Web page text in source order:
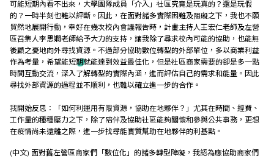
可能短期內看不出來，大學團隊成員「介入」社區究竟是玩真的？還是玩假
的？一時半刻也難以評斷。因此，在面對諸多實際困難及阻礙之下，我也不願
貿然地展開行動，幸好在幾次校內會議報告時，計畫主持人王宏仁老師及左營
區召集人李思嫺老師給予大力的支持，讓我除了尋求校內可能的協助，也能無
後顧之憂地向外尋找資源。不過部分協助數位轉型的外部單位，多以商業利益
作為考量，希望能短期就能達到效益最佳化，但是社區商家需要的卻是多一點
時間互動交流，深入了解轉型的實際內涵，進而評估自己的需求和能量。因此
尋找外部資源的過程並不順利，也難以確立進一步的合作。
我開始反思：「如何利運用有限資源，協助在地夥伴？」尤其在時間、經費、
工作量的種種壓力之下，除了陪伴及協助社區能夠關懷和參與公共事務，更想
在疫情尚未遠離之際，進一步找尋能實質幫助在地夥伴的利基點。
(中文) 面對舊左營區商家們「數位化」的諸多轉型障礙，我認為應協助商家們